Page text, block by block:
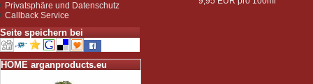
Privatsphäre und Datenschutz
Callback Service
Seite speichern bei
HOME arganproducts.eu